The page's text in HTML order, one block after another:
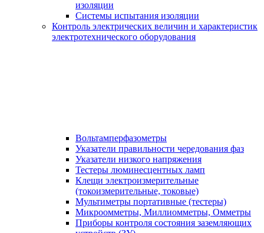
изоляции
Системы испытания изоляции
Контроль электрических величин и характеристик
электротехнического оборудования
Вольтамперфазометры
Указатели правильности чередования фаз
Указатели низкого напряжения
Тестеры люминесцентных ламп
Клещи электроизмерительные
(токоизмерительные, токовые)
Мультиметры портативные (тестеры)
Микроомметры, Миллиомметры, Омметры
Приборы контроля состояния заземляющих